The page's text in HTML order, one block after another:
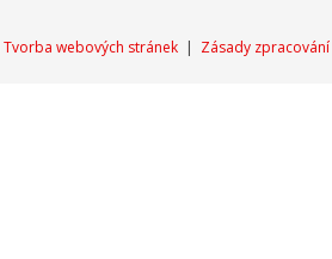
Tvorba webových stránek | Zásady